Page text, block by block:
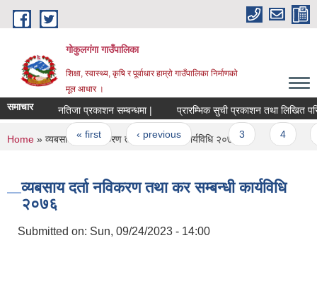
Skip to main content
गोकुलगंगा गाउँपालिका
शिक्षा, स्वास्थ्य, कृषि र पूर्वाधार हाम्रो गाउँपालिका निर्माणको
मूल आधार ।
समाचार नतिजा प्रकाशन सम्बन्धमा | प्रारम्भिक सुची प्रकाशन तथा लिखित
Pages
« first ‹ previous …
You are here
Home » व्यबसाय दर्ता नविकरण तथा कर सम्बन्धी कार्यविधि २०७६
व्यबसाय दर्ता नविकरण तथा कर सम्बन्धी कार्यविधि
२०७६
Submitted on: Sun, 09/24/2023 - 14:00